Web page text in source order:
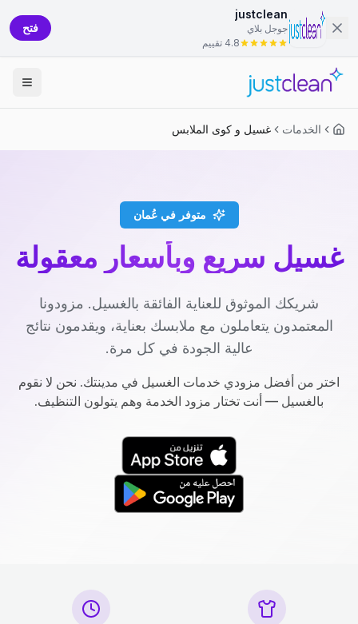
justclean
جوجل بلاي
4.8 تقييم
فتح
الخدمات غسيل و كوى الملابس
متوفر في عُمان
غسيل سريع وبأسعار معقولة
شريكك الموثوق للعناية الفائقة بالغسيل. مزودونا
المعتمدون يتعاملون مع ملابسك بعناية، ويقدمون نتائج
عالية الجودة في كل مرة.
اختر من أفضل مزودي خدمات الغسيل في مدينتك. نحن لا نقوم
بالغسيل — أنت تختار مزود الخدمة وهم يتولون التنظيف.